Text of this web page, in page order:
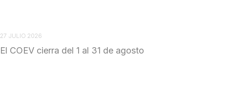
27 JULIO 2026
El COEV cierra del 1 al 31 de agosto